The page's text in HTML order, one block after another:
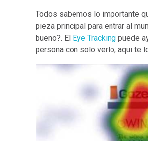
Todos sabemos lo importante
pieza principal para entrar al
bueno?. El Eye Tracking puede
persona con solo verlo, aquí te